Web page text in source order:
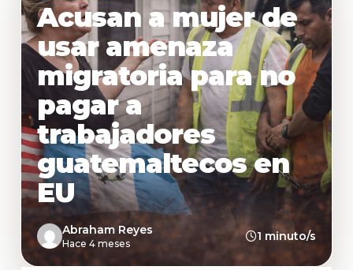
Acusan a mujer de
usar amenaza
migratoria para no
pagar a
trabajadores
guatemaltecos en
EU
Abraham Reyes
Hace 4 meses
1 minuto/s